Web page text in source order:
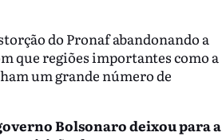
do Pronaf abandonando a
que regiões importantes como a
um grande número de
Bolsonaro deixou para a